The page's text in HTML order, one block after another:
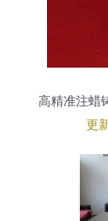
高精准注蜡
更